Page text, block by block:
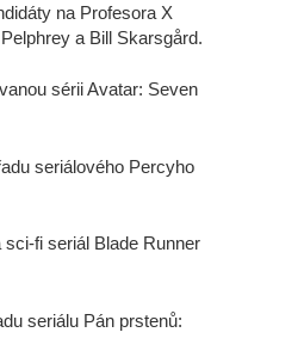
na Profesora X
a Bill Skarsgård.
sérii Avatar: Seven
seriálového Percyho
sci-fi seriál Blade Runner
seriálu Pán prstenů: